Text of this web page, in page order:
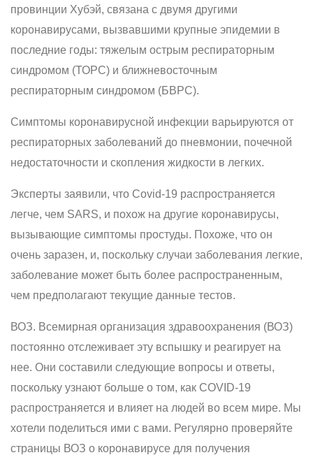
провинции Хубэй, связана с двумя другими
коронавирусами, вызвавшими крупные эпидемии в
последние годы: тяжелым острым респираторным
синдромом (ТОРС) и ближневосточным
респираторным синдромом (БВРС).
Симптомы коронавирусной инфекции варьируются от
респираторных заболеваний до пневмонии, почечной
недостаточности и скопления жидкости в легких.
Эксперты заявили, что Covid-19 распространяется
легче, чем SARS, и похож на другие коронавирусы,
вызывающие симптомы простуды. Похоже, что он
очень заразен, и, поскольку случаи заболевания легкие,
заболевание может быть более распространенным,
чем предполагают текущие данные тестов.
ВОЗ. Всемирная организация здравоохранения (ВОЗ)
постоянно отслеживает эту вспышку и реагирует на
нее. Они составили следующие вопросы и ответы,
поскольку узнают больше о том, как COVID-19
распространяется и влияет на людей во всем мире. Мы
хотели поделиться ими с вами. Регулярно проверяйте
страницы ВОЗ о коронавирусе для получения